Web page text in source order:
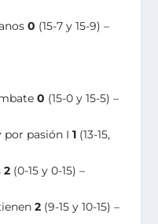
0 (15-7 y 15-9) –
0 (15-0 y 15-5) –
por pasión I1 (13-15,
2 (0-15 y 0-15) –
2 (9-15 y 10-15) –